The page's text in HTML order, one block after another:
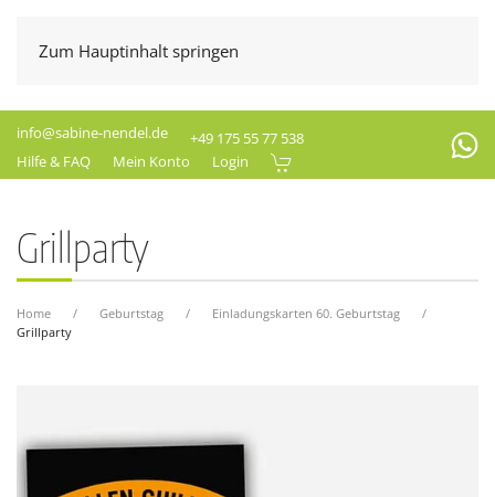
Zum Hauptinhalt springen
info@sabine-nendel.de
+49 175 55 77 538
Hilfe & FAQ
Mein Konto Login
Grillparty
Home Geburtstag
Einladungskarten 60. Geburtstag
Grillparty